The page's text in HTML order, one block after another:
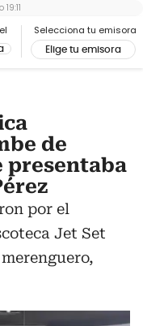
Selecciona tu emisora
Elige tu emisora
19:11
de
presentaba
por el
Jet Set